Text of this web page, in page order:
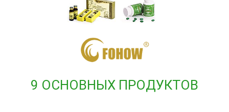
9 ОСНОВНЫХ ПРОДУКТОВ